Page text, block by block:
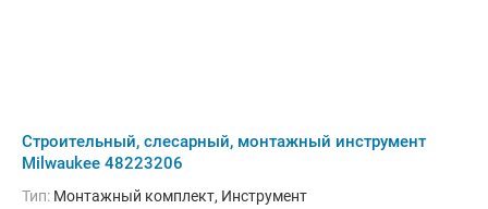
Строительный, слесарный, монтажный инструмент
Milwaukee 48223206
Тип: Монтажный комплект, Инструмент